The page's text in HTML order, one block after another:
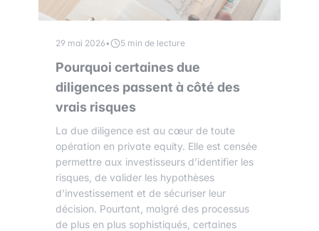
29 mai 2026• 5 min de lecture
Pourquoi certaines due
diligences passent à côté des
vrais risques
La due diligence est au cœur de toute
opération en private equity. Elle est censée
permettre aux investisseurs d’identifier les
risques, de valider les hypothèses
d’investissement et de sécuriser leur
décision. Pourtant, malgré des processus
de plus en plus sophistiqués, certaines